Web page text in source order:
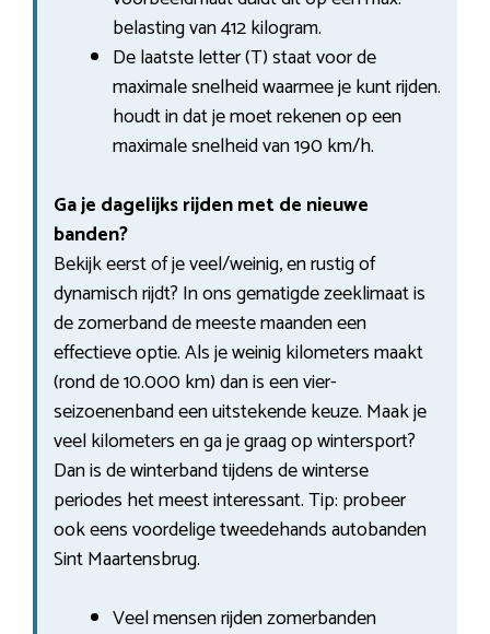
belasting van 412 kilogram.
De laatste letter (T) staat voor de
maximale snelheid waarmee je kunt rijden.
houdt in dat je moet rekenen op een
maximale snelheid van 190 km/h.
Ga je dagelijks rijden met de nieuwe
banden?
Bekijk eerst of je veel/weinig, en rustig of
dynamisch rijdt? In ons gematigde zeeklimaat is
de zomerband de meeste maanden een
effectieve optie. Als je weinig kilometers maakt
(rond de 10.000 km) dan is een vier-
seizoenenband een uitstekende keuze. Maak je
veel kilometers en ga je graag op wintersport?
Dan is de winterband tijdens de winterse
periodes het meest interessant. Tip: probeer
ook eens voordelige tweedehands autobanden
Sint Maartensbrug.
Veel mensen rijden zomerbanden